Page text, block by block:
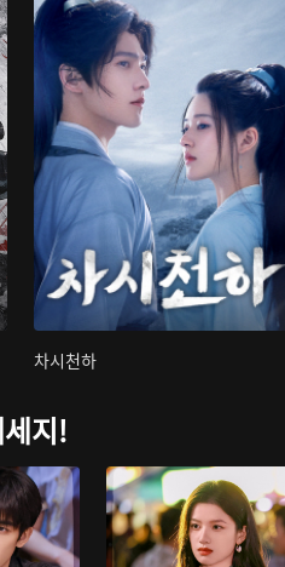
차시천하
지!